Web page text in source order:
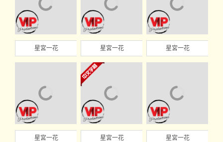
星宮一花 星宮一花 星宮一花
星宮一花 星宮一花 星宮一花